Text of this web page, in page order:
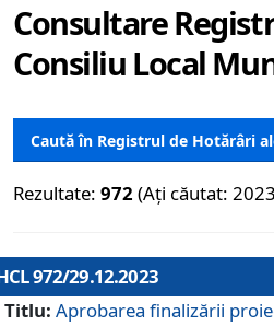
Consultare
Consiliu Local
Caută în Registrul de Hotărâri
Rezultate: 972 (Ați căutat:
972/29.12.2023
Titlu: Aprobarea finalizării